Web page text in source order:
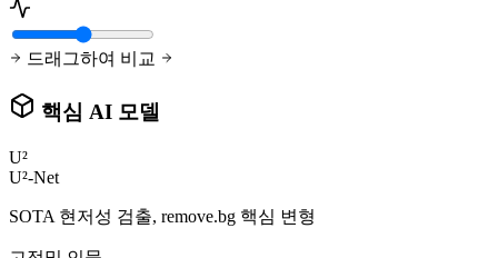
드래그하여 비교
핵심 AI 모델
U²
U²-Net
SOTA 현저성 검출, remove.bg 핵심 변형